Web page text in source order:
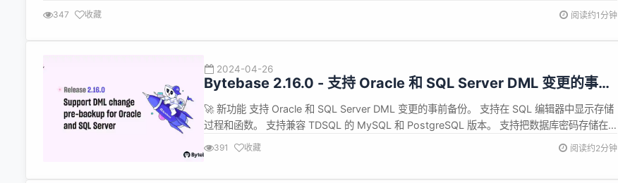
347 收藏 阅读约1分钟
2024-04-26
Bytebase 2.16.0 - 支持 Oracle 和 SQL Server DML 变更的事前
备份
🚀 新功能 支持 Oracle 和 SQL Server DML 变更的事前备份。 支持在 SQL 编辑器中显示存储
过程和函数。 支持兼容 TDSQL 的 MySQL 和 PostgreSQL 版本。 支持把数据库密码存储在
AWS Secrets Manager 和 GCP Secret Manager。 支持通过 IAM 连接到 Google Clou...
391 收藏 阅读约2分钟